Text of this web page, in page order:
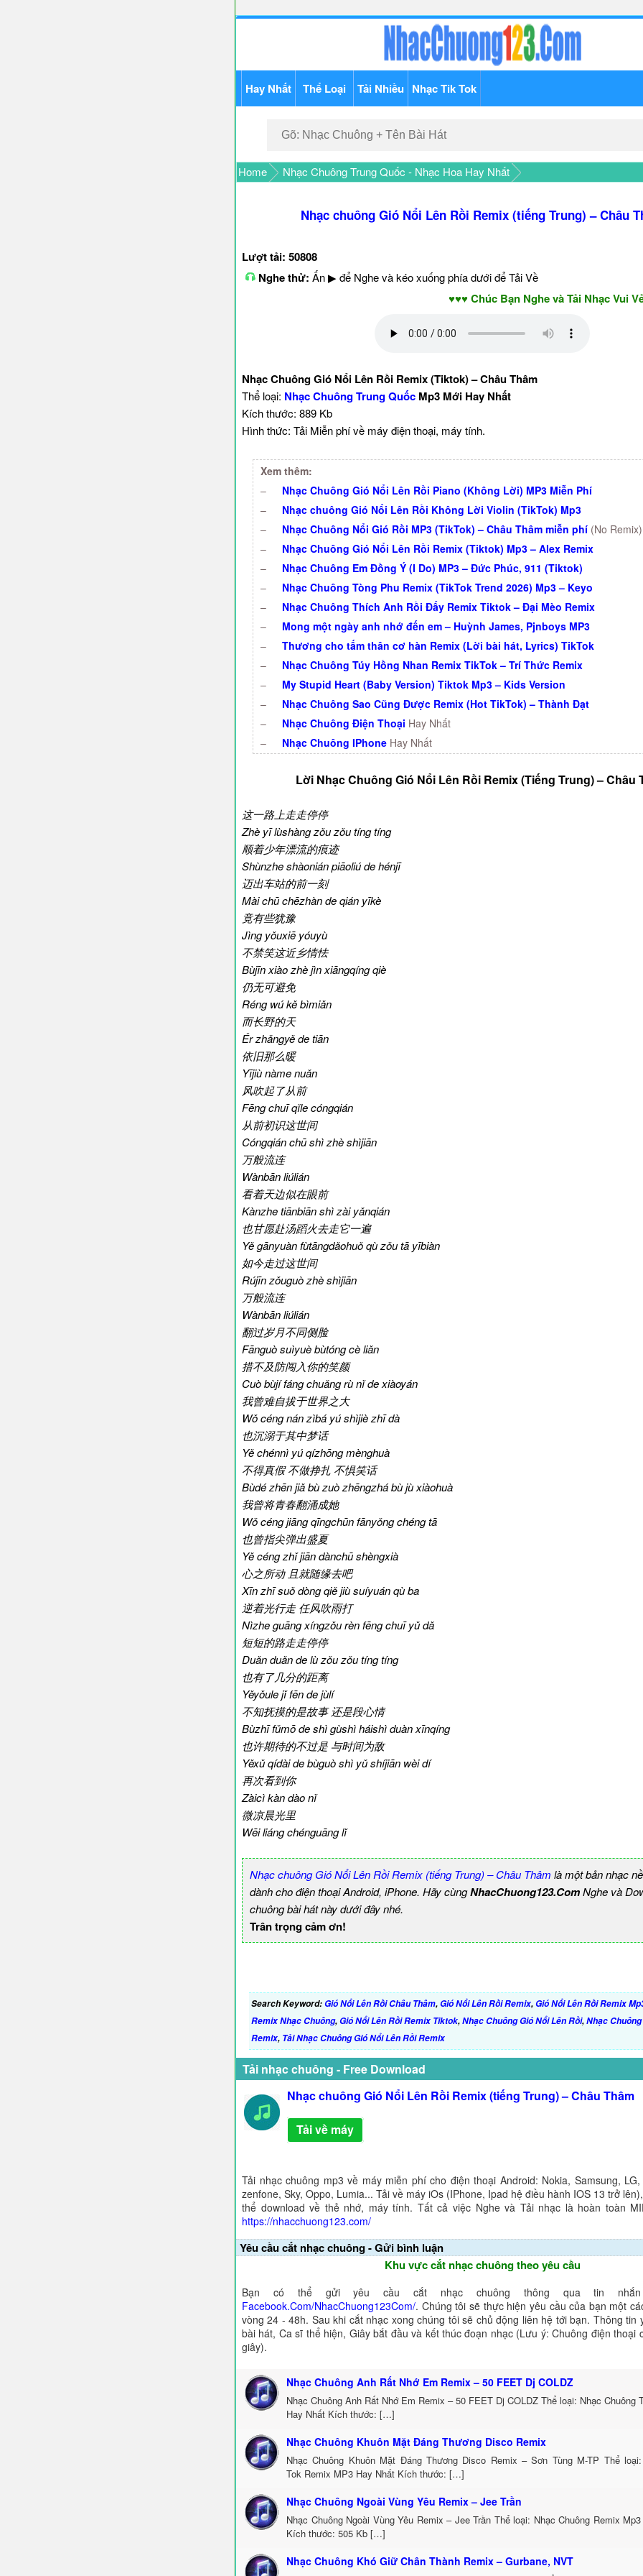
Hay Nhất Thể Loại Tải Nhiều Nhạc Tik Tok
Home Nhạc Chuông Trung Quốc - Nhạc Hoa Hay Nhất
Nhạc chuông Gió Nổi Lên Rồi Remix (tiếng Trung) – Châu
Lượt tải: 50808
Nghe thử: Ấn ▶ để Nghe và kéo xuống phía dưới để Tải Về
♥♥♥ Chúc Bạn Nghe và Tải Nhạc Vui Vẻ -
Nhạc Chuông Gió Nổi Lên Rồi Remix (Tiktok) – Châu Thâm
Thể loại: Nhạc Chuông Trung Quốc Mp3 Mới Hay Nhất
Kích thước: 889 Kb
Hình thức: Tải Miễn phí về máy điện thoại, máy tính.
Xem thêm:
–
Nhạc Chuông Gió Nổi Lên Rồi Piano (Không Lời) MP3 Miễn Phí
–
Nhạc chuông Gió Nổi Lên Rồi Không Lời Violin (TikTok) Mp3
–
Nhạc Chuông Nổi Gió Rồi MP3 (TikTok) – Châu Thâm miễn phí (No Remix)
–
Nhạc Chuông Gió Nổi Lên Rồi Remix (Tiktok) Mp3 – Alex Remix
–
Nhạc Chuông Em Đồng Ý (I Do) MP3 – Đức Phúc, 911 (Tiktok)
–
Nhạc Chuông Tòng Phu Remix (TikTok Trend 2026) Mp3 – Keyo
–
Nhạc Chuông Thích Anh Rồi Đấy Remix Tiktok – Đại Mèo Remix
–
Mong một ngày anh nhớ đến em – Huỳnh James, Pjnboys MP3
–
Thương cho tấm thân cơ hàn Remix (Lời bài hát, Lyrics) TikTok
–
Nhạc Chuông Túy Hồng Nhan Remix TikTok – Trí Thức Remix
–
My Stupid Heart (Baby Version) Tiktok Mp3 – Kids Version
–
Nhạc Chuông Sao Cũng Được Remix (Hot TikTok) – Thành Đạt
–
Nhạc Chuông Điện Thoại Hay Nhất
–
Nhạc Chuông IPhone Hay Nhất
Lời Nhạc Chuông Gió Nổi Lên Rồi Remix (Tiếng Trung) – Châu
这一路上走走停停
Zhè yī lùshàng zǒu zǒu tíng tíng
顺着少年漂流的痕迹
Shùnzhe shàonián piāoliú de hénjī
迈出车站的前一刻
Mài chū chēzhàn de qián yīkè
竟有些犹豫
Jìng yǒuxiē yóuyù
不禁笑这近乡情怯
Bùjīn xiào zhè jìn xiāngqíng qiè
仍无可避免
Réng wú kě bìmiǎn
而长野的天
Ér zhǎngyě de tiān
依旧那么暖
Yījiù nàme nuǎn
风吹起了从前
Fēng chuī qǐle cóngqián
从前初识这世间
Cóngqián chū shì zhè shìjiān
万般流连
Wànbān liúlián
看着天边似在眼前
Kànzhe tiānbiān shì zài yǎnqián
也甘愿赴汤蹈火去走它一遍
Yě gānyuàn fùtāngdǎohuǒ qù zǒu tā yībiàn
如今走过这世间
Rújīn zǒuguò zhè shìjiān
万般流连
Wànbān liúlián
翻过岁月不同侧脸
Fānguò suìyuè bùtóng cè liǎn
措不及防闯入你的笑颜
Cuò bùjí fáng chuǎng rù nǐ de xiàoyán
我曾难自拔于世界之大
Wǒ céng nán zìbá yú shìjiè zhī dà
也沉溺于其中梦话
Yě chénnì yú qízhōng mènghuà
不得真假 不做挣扎 不惧笑话
Bùdé zhēn jiǎ bù zuò zhēngzhá bù jù xiàohuà
我曾将青春翻涌成她
Wǒ céng jiāng qīngchūn fānyǒng chéng tā
也曾指尖弹出盛夏
Yě céng zhǐ jiān dànchū shèngxià
心之所动 且就随缘去吧
Xīn zhī suǒ dòng qiě jiù suíyuán qù ba
逆着光行走 任风吹雨打
Nìzhe guāng xíngzǒu rèn fēng chuī yǔ dǎ
短短的路走走停停
Duǎn duǎn de lù zǒu zǒu tíng tíng
也有了几分的距离
Yěyǒule jǐ fēn de jùlí
不知抚摸的是故事 还是段心情
Bùzhī fǔmō de shì gùshì háishì duàn xīnqíng
也许期待的不过是 与时间为敌
Yěxǔ qídài de bùguò shì yǔ shíjiān wèi dí
再次看到你
Zàicì kàn dào nǐ
微凉晨光里
Wēi liáng chénguāng lǐ
Nhạc chuông Gió Nổi Lên Rồi Remix (tiếng Trung) – Châu Thâm là một bản nhạc
dành cho điện thoại Android, iPhone. Hãy cùngNhacChuong123.ComNghe và
chuông bài hát này dưới đây nhé.
Trân trọng cảm ơn!
Search Keyword:Gió Nổi Lên Rồi Châu Thâm,Gió Nổi Lên Rồi Remix,Gió Nổi Lên Rồi Remix
Remix Nhạc Chuông,Gió Nổi Lên Rồi Remix Tiktok,Nhạc Chuông Gió Nổi Lên Rồi,Nhạc
Remix, Tải Nhạc Chuông Gió Nổi Lên Rồi Remix
Tải nhạc chuông - Free Download
Nhạc chuông Gió Nổi Lên Rồi Remix (tiếng Trung) – Châu Thâm
Tải về máy
Tải nhạc chuông mp3 về máy miễn phí cho điện thoại Android: Nokia, Samsung, LG,
zenfone, Sky, Oppo, Lumia... Tải về máy iOs (IPhone, Ipad hệ điều hành IOS 13 trở
thể download về thẻ nhớ, máy tính. Tất cả việc Nghe và Tải nhạc là hoàn toàn
https://nhacchuong123.com/
Yêu cầu cắt nhạc chuông - Gửi bình luận
Khu vực cắt nhạc chuông theo yêu cầu
Bạn có thể gửi yêu cầu cắt nhạc chuông thông qua tin nhắn
Facebook.Com/NhacChuong123Com/. Chúng tôi sẽ thực hiện yêu cầu của bạn một
vòng 24 - 48h. Sau khi cắt nhạc xong chúng tôi sẽ chủ động liên hệ tới bạn. Thông tin
bài hát, Ca sĩ thể hiện, Giây bắt đầu và kết thúc đoạn nhạc (Lưu ý: Chuông điện thoại
giây).
Nhạc Chuông Anh Rất Nhớ Em Remix – 50 FEET Dj COLDZ
Nhạc Chuông Anh Rất Nhớ Em Remix – 50 FEET Dj COLDZ Thể loại: Nhạc Chuông
Hay Nhất Kích thước: […]
Nhạc Chuông Khuôn Mặt Đáng Thương Disco Remix
Nhạc Chuông Khuôn Mặt Đáng Thương Disco Remix – Sơn Tùng M-TP Thể
Tok Remix MP3 Hay Nhất Kích thước: […]
Nhạc Chuông Ngoài Vùng Yêu Remix – Jee Trần
Nhạc Chuông Ngoài Vùng Yêu Remix – Jee Trần Thể loại: Nhạc Chuông Remix
Kích thước: 505 Kb […]
Nhạc Chuông Khó Giữ Chân Thành Remix – Gurbane, NVT